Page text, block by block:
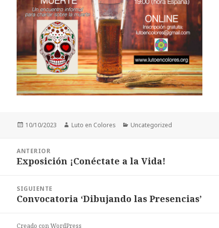
Publicado
10/10/2023 Autor
Luto en Colores Categorías
Uncategorized
entradas
ANTERIOR
Entrada
Exposición ¡Conéctate a la Vida!
SIGUIENTE
Entrada
Convocatoria ‘Dibujando las Presencias’
Creado con WordPress